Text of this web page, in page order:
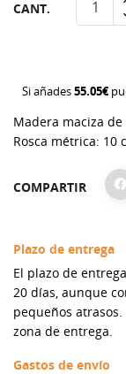
Madera maciza
Rosca métrica: 10
CANT.
Si añades55.05€
COMPARTIR
Plazo de entrega
El plazo de
20 días, aunque
pequeños
zona de entrega.
Gastos de envío